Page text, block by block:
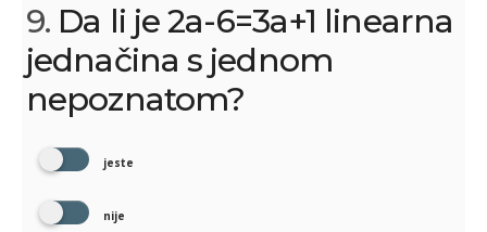
9. Da li je 2a-6=3a+1 linearna
jednačina s jednom
nepoznatom?
jeste
nije